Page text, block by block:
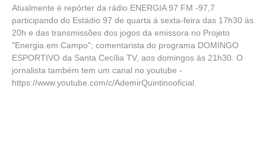
Atualmente é repórter da rádio ENERGIA 97 FM -97,7
participando do Estádio 97 de quarta á sexta-feira das 17h30 às
20h e das transmissões dos jogos da emissora no Projeto
"Energia em Campo"; comentarista do programa DOMINGO
ESPORTIVO da Santa Cecília TV, aos domingos às 21h30. O
jornalista também tem um canal no youtube -
https://www.youtube.com/c/AdemirQuintinooficial